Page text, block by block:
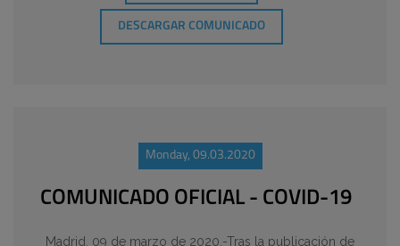
DESCARGAR COMUNICADO
Monday, 09.03.2020
COMUNICADO OFICIAL - COVID-19
Madrid, 09 de marzo de 2020.-Tras la publicación de